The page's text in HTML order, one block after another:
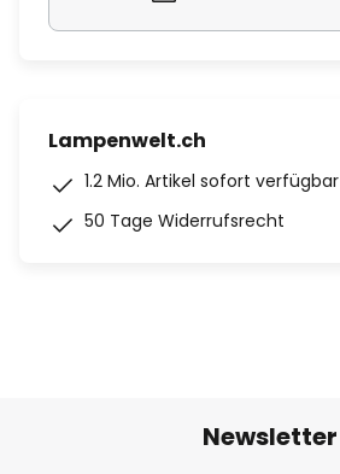
Lampenwelt.ch
1.2 Mio. Artikel sofort verfügbar
50 Tage Widerrufsrecht
Newsletter